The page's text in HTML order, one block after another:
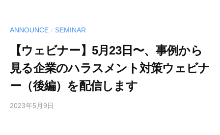
ANNOUNCE / SEMINAR
【ウェビナー】5月23日〜、事例から
見る企業のハラスメント対策ウェビナ
ー（後編）を配信します
2023年5月9日